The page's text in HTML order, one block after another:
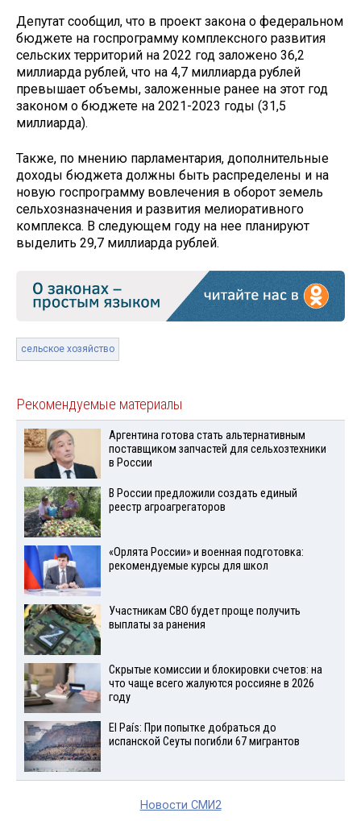
Депутат сообщил, что в проект закона о федеральном
бюджете на госпрограмму комплексного развития
сельских территорий на 2022 год заложено 36,2
миллиарда рублей, что на 4,7 миллиарда рублей
превышает объемы, заложенные ранее на этот год
законом о бюджете на 2021-2023 годы (31,5
миллиарда).
Также, по мнению парламентария, дополнительные
доходы бюджета должны быть распределены и на
новую госпрограмму вовлечения в оборот земель
сельхозназначения и развития мелиоративного
комплекса. В следующем году на нее планируют
выделить 29,7 миллиарда рублей.
сельское хозяйство
Рекомендуемые материалы
Аргентина готова стать альтернативным
поставщиком запчастей для сельхозтехники
в России
В России предложили создать единый
реестр агроагрегаторов
«Орлята России» и военная подготовка:
рекомендуемые курсы для школ
Участникам СВО будет проще получить
выплаты за ранения
Скрытые комиссии и блокировки счетов: на
что чаще всего жалуются россияне в 2026
году
El País: При попытке добраться до
испанской Сеуты погибли 67 мигрантов
Новости СМИ2